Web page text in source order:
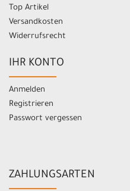
Top Artikel
Versandkosten
Widerrufsrecht
IHR KONTO
Anmelden
Registrieren
Passwort vergessen
ZAHLUNGSARTEN